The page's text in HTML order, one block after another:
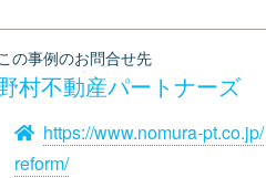
の事例のお問合せ先
村不動産パートナーズ
https://www.nomura-pt.co.jp/
reform/